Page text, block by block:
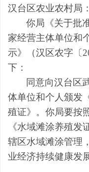
汉台区农业农村局 ：
你局 《关于批
家经营主体单位和
示》（汉区农字〔
下：
同意向汉台区
体单位和个人颁发
殖证》。 你局要按
《水域滩涂养殖发
辖区水域滩涂管理
业经济持续健康发